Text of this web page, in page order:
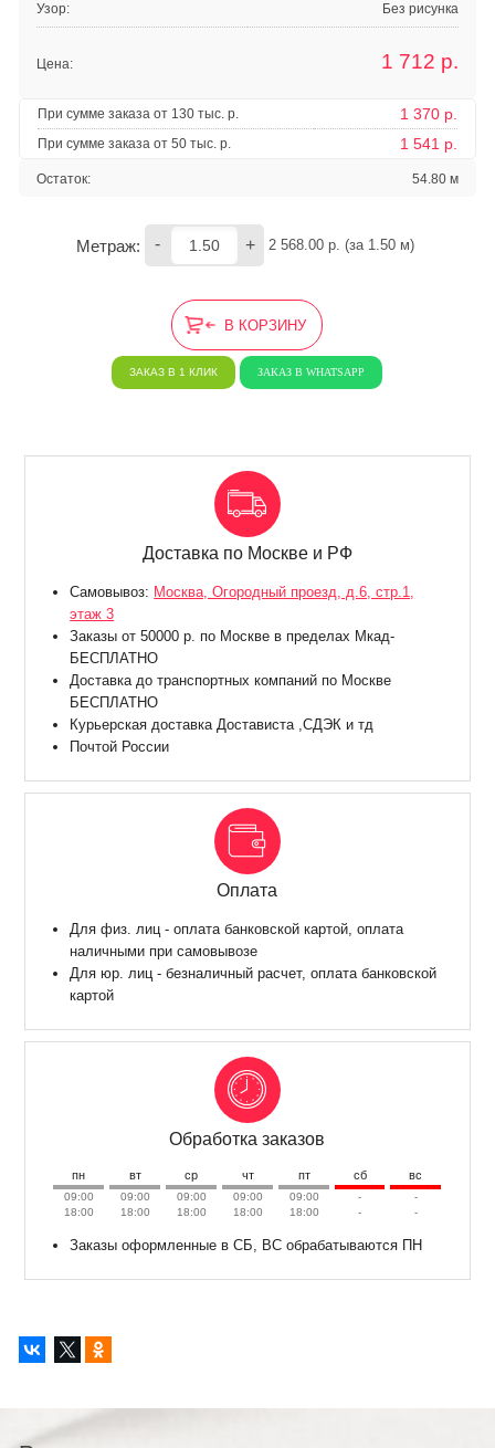
Узор: Без рисунка
Цена: 1 712 р.
При сумме заказа от 130 тыс. р. 1 370 р.
При сумме заказа от 50 тыс. р. 1 541 р.
Остаток: 54.80 м
Метраж: - + 2 568.00 р. (за 1.50 м)
В КОРЗИНУ
ЗАКАЗ В 1 КЛИК ЗАКАЗ В WHATSAPP
Доставка по Москве и РФ
Самовывоз: Москва, Огородный проезд, д.6, стр.1,
этаж 3
Заказы от 50000 р. по Москве в пределах Мкад-
БЕСПЛАТНО
Доставка до транспортных компаний по Москве
БЕСПЛАТНО
Курьерская доставка Достависта ,СДЭК и тд
Почтой России
Оплата
Для физ. лиц - оплата банковской картой, оплата
наличными при самовывозе
Для юр. лиц - безналичный расчет, оплата банковской
картой
Обработка заказов
пн вт ср чт пт сб вс
09:00
18:00
09:00
18:00
09:00
18:00
09:00
18:00
09:00
18:00
-
-
-
-
Заказы оформленные в СБ, ВС обрабатываются ПН